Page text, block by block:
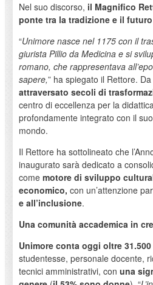
Nel suo discorso, il Magnifico
ponte tra la tradizione e il futuro
“Unimore nasce nel 1175 con il
giurista Pillio da Medicina e si
romano, che rappresentava
sapere,” ha spiegato il Rettore.
attraversato secoli di
centro di eccellenza per la
profondamente integrato con il
mondo.
Il Rettore ha sottolineato che
inaugurato sarà dedicato a
come motore di sviluppo
economico, con un’attenzione
e all’inclusione.
Una comunità accademica in
Unimore conta oggi oltre 31.500
studentesse, personale docente,
tecnici amministrativi, con una